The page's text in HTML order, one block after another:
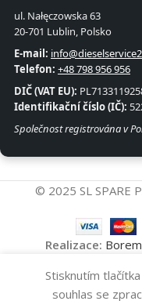
ul. Nałęczowska 63
20-701 Lublin, Polsko
E-mail:
Telefon: +48 798 956 956
DIČ (VAT EU):
Identifikační číslo (IČ):
Společnost registrována v
© 2025 SL SPARE
Realizace:
Stisknutím
souhlas se
Vstřikovací
Čerpadlo